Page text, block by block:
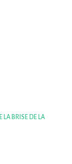
tour
LA BRISE DE LA